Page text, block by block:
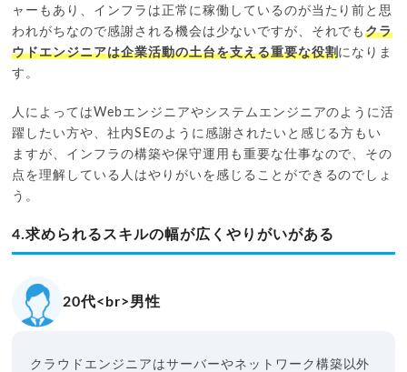
ャーもあり、インフラは正常に稼働しているのが当たり前と思
われがちなので感謝される機会は少ないですが、それでもクラ
ウドエンジニアは企業活動の土台を支える重要な役割になりま
す。
人によってはWebエンジニアやシステムエンジニアのように活
躍したい方や、社内SEのように感謝されたいと感じる方もい
ますが、インフラの構築や保守運用も重要な仕事なので、その
点を理解している人はやりがいを感じることができるのでしょ
う。
4.求められるスキルの幅が広くやりがいがある
20代<br>男性
クラウドエンジニアはサーバーやネットワーク構築以外